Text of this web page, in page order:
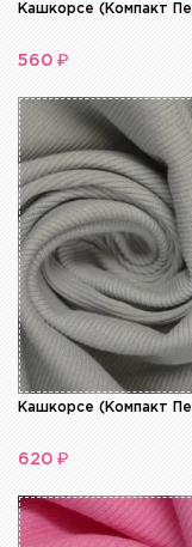
Кашкорсе (Компакт
560 ₽
Кашкорсе (Компакт
620 ₽